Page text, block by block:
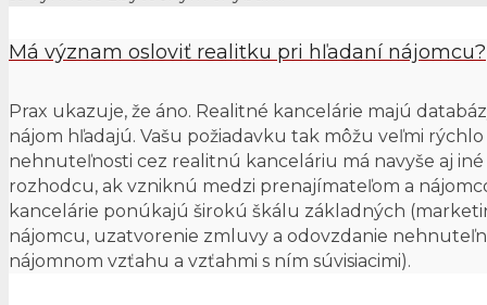
Má význam osloviť realitku pri hľadaní nájomcu?
Prax ukazuje, že áno. Realitné kancelárie majú
nájom hľadajú. Vašu požiadavku tak môžu veľmi
nehnuteľnosti cez realitnú kanceláriu má navyše aj
rozhodcu, ak vzniknú medzi prenajímateľom a
kancelárie ponúkajú širokú škálu základných
nájomcu, uzatvorenie zmluvy a odovzdanie
nájomnom vzťahu a vzťahmi s ním súvisiacimi).